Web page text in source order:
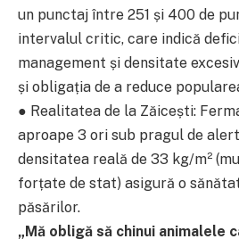
un punctaj între 251 și 400 de
intervalul critic, care indică
management și densitate
și obligația de a reduce
● Realitatea de la Zăicești:
aproape 3 ori sub pragul de
densitatea reală de 33 kg/m²
forțate de stat) asigură o
păsărilor.
„Mă obligă să chinui animalele